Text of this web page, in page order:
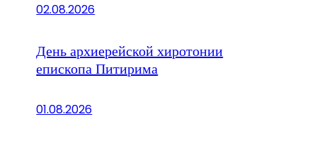
02.08.2026
День архиерейской хиротонии
епископа Питирима
01.08.2026